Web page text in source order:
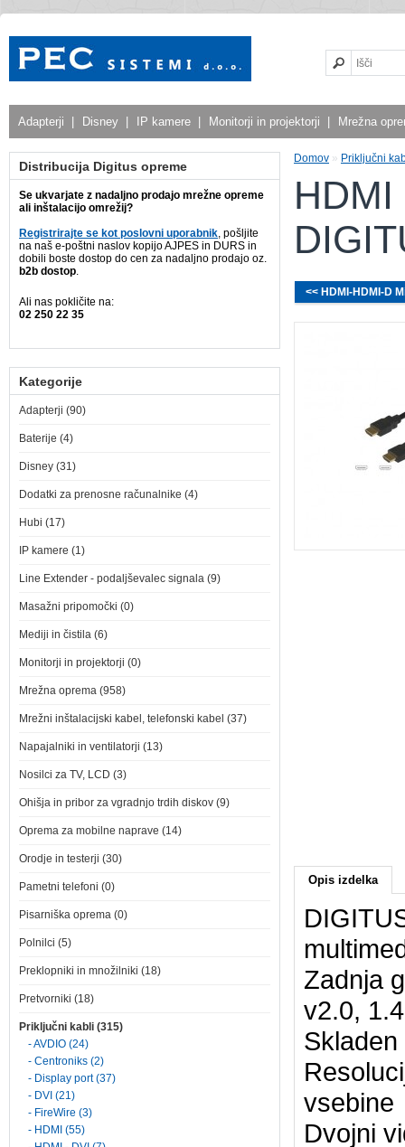
Adapterji Disney IP kamere Monitorji in projektorji Mrežna
Distribucija Digitus opreme
Se ukvarjate z nadaljno prodajo mrežne opreme
ali inštalacijo omrežij?
Registrirajte se kot poslovni uporabnik, pošljite
na naš e-poštni naslov kopijo AJPES in DURS in
dobili boste dostop do cen za nadaljno prodajo oz.
b2b dostop.
Ali nas pokličite na:
02 250 22 35
Kategorije
Adapterji (90)
Baterije (4)
Disney (31)
Dodatki za prenosne računalnike (4)
Hubi (17)
IP kamere (1)
Line Extender - podaljševalec signala (9)
Masažni pripomočki (0)
Mediji in čistila (6)
Monitorji in projektorji (0)
Mrežna oprema (958)
Mrežni inštalacijski kabel, telefonski kabel (37)
Napajalniki in ventilatorji (13)
Nosilci za TV, LCD (3)
Ohišja in pribor za vgradnjo trdih diskov (9)
Oprema za mobilne naprave (14)
Orodje in testerji (30)
Pametni telefoni (0)
Pisarniška oprema (0)
Polnilci (5)
Preklopniki in množilniki (18)
Pretvorniki (18)
Priključni kabli (315)
- AVDIO (24)
- Centroniks (2)
- Display port (37)
- DVI (21)
- FireWire (3)
- HDMI (55)
Domov » Priključni
<< HDMI-HDMI-D
Opis izdelka
Zadnja
v2.0,
vsebine
Dvojni